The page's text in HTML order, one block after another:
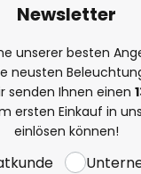
Newsletter
unserer besten
neusten
senden Ihnen einen
ersten Einkauf in
einlösen können!